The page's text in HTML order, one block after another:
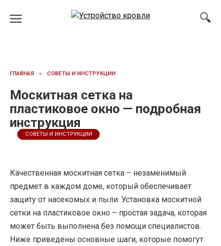
ГЛАВНАЯ » СОВЕТЫ И ИНСТРУКЦИИ
Москитная сетка на
пластиковое окно — подробная
инструкция
СОВЕТЫ И ИНСТРУКЦИИ
Качественная москитная сетка – незаменимый
предмет в каждом доме, который обеспечивает
защиту от насекомых и пыли. Установка москитной
сетки на пластиковое окно – простая задача, которая
может быть выполнена без помощи специалистов.
Ниже приведены основные шаги, которые помогут